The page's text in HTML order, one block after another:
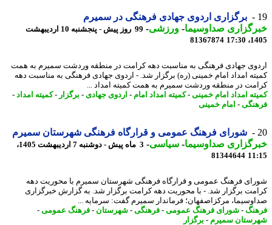
برگزاری اردوی جهادی فرهنگی در سمیرم
صداوسیما-ورزشی-
99 روز پیش - پنجشنبه 10 اردیبهشت
81367874
جهادی فرهنگی به مناسبت دهه کرامت در منطقه وردشت سمیرم به همت
امداد امام خمینی (ره) برگزار شد. - اردوی جهادی فرهنگی به مناسبت دهه
در منطقه وردشت سمیرم به همت کمیته امداد ...
امداد امام خمینی-کمیته امداد امام -اردوی جهادی-برگزار - کمیته امداد -
-امام خمینی
شورای فرهنگ عمومی و قرارگاه فرهنگی شهرستان سمیرم
صداوسیما-سیاسی-
3 ماه پیش - دوشنبه 7 اردیبهشت 1405،
81344644
فرهنگ عمومی و قرارگاه فرهنگی شهرستان سمیرم با محوریت دهه
برگزار شد. - با محوریت دهه کرامت برگزار شد. به گزارش خبرگزاری
مرکزاصفهان؛ فرماندار سمیرم گفت: سرمایه ...
-شورای فرهنگ عمومی-فرهنگی-شهرستان-فرهنگ عمومی-
سمیرم-برگزار